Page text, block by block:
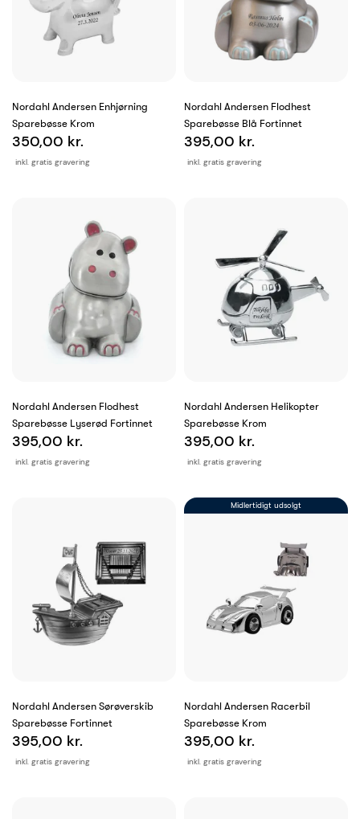
Nordahl Andersen Enhjørning
Sparebøsse Krom
inkl. gratis gravering
350,00 kr.
Nordahl Andersen Flodhest
Sparebøsse Blå Fortinnet
inkl. gratis gravering
395,00 kr.
Nordahl Andersen Flodhest
Sparebøsse Lyserød Fortinnet
inkl. gratis gravering
395,00 kr.
Nordahl Andersen Helikopter
Sparebøsse Krom
inkl. gratis gravering
395,00 kr.
Nordahl Andersen Sørøverskib
Sparebøsse Fortinnet
inkl. gratis gravering
395,00 kr.
Nordahl Andersen Racerbil
Sparebøsse Krom
inkl. gratis gravering
395,00 kr.
Midlertidigt udsolgt